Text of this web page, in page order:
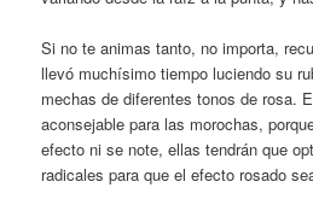
Si no te animas tanto, no importa,
llevó muchísimo tiempo luciendo su
mechas de diferentes tonos de rosa.
aconsejable para las morochas,
efecto ni se note, ellas tendrán que
radicales para que el efecto rosado